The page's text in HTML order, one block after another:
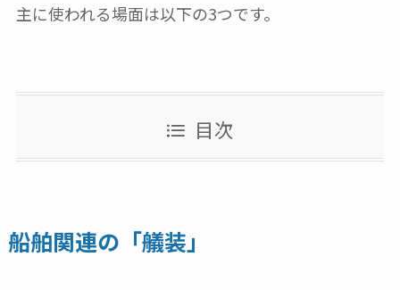
主に使われる場面は以下の3つです。
目次
船舶関連の「艤装」